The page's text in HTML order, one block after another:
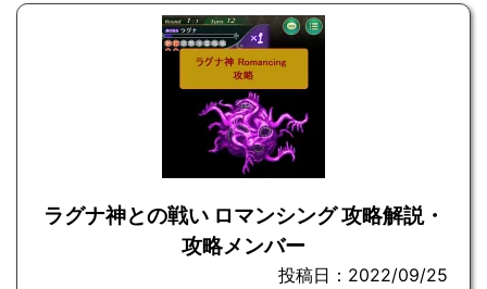
ラグナ神との戦い ロマンシング 攻略解説・
攻略メンバー
投稿日：2022/09/25